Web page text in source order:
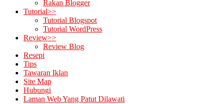
Rakan Blogger
Tutorial>>
Tutorial Blogspot
Tutorial WordPress
Review>>
Review Blog
Resepi
Tips
Tawaran Iklan
Site Map
Hubungi
Laman Web Yang Patut Dilawati